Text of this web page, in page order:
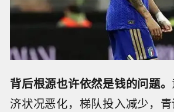
背后根源也许依然是钱的问题。
济状况恶化，梯队投入减少，